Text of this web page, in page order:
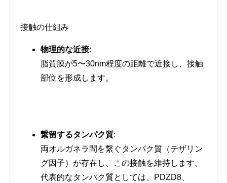
接触の仕組み
物理的な近接:
脂質膜が5〜30nm程度の距離で近接し、接触
部位を形成します。
繋留するタンパク質:
両オルガネラ間を繋ぐタンパク質（テザリン
グ因子）が存在し、この接触を維持します。
代表的なタンパク質としては、PDZD8、